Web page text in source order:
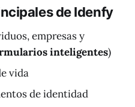
de Idenfy
empresas y
inteligentes)
vida
de identidad